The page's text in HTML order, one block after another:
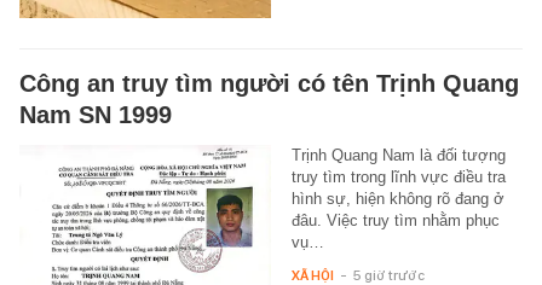
Công an truy tìm người có tên Trịnh Quang
Nam SN 1999
Trịnh Quang Nam là đối tượng
truy tìm trong lĩnh vực điều tra
hình sự, hiện không rõ đang ở
đâu. Việc truy tìm nhằm phục
vụ…
XÃ HỘI - 5 giờ trước